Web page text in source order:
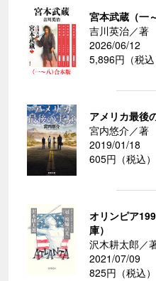
宮本武蔵（一
吉川英治／著
2026/06/12
5,896円（税込
アメリカ最後
宮内悠介／著
2019/01/18
605円（税込）
オリンピア
庫）
沢木耕太郎／
2021/07/09
825円（税込）